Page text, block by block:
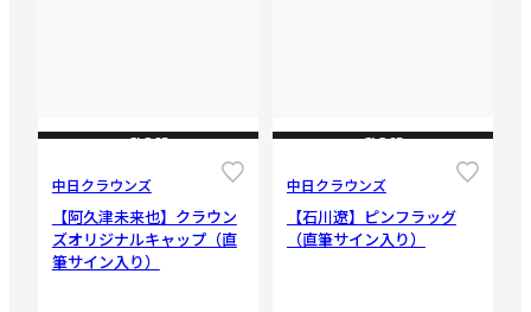
CLOSE
中日クラウンズ
【阿久津未来也】クラウン
ズオリジナルキャップ（直
筆サイン入り）
CLOSE
中日クラウンズ
【石川遼】ピンフラッグ
（直筆サイン入り）